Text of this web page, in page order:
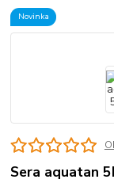
Novinka
Sera aquatan